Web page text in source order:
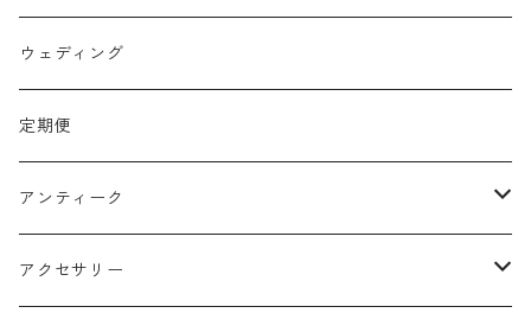
スワッグ
リース
クリスマスリース
フラワーボックス
ミニフレーム
ウェディング
定期便
アンティーク
花器
アクセサリー